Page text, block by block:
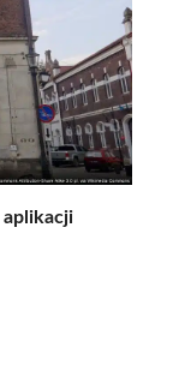
aplikacji